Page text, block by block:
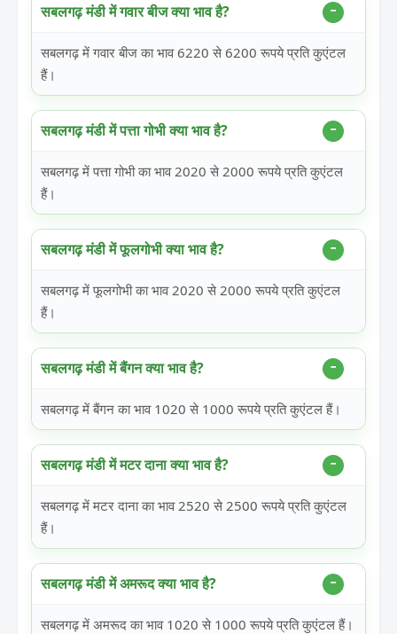
सबलगढ़ मंडी में गवार बीज क्या भाव है?
सबलगढ़ में गवार बीज का भाव 6220 से 6200 रूपये प्रति कुएंटल
हैं।
सबलगढ़ मंडी में पत्ता गोभी क्या भाव है?
सबलगढ़ में पत्ता गोभी का भाव 2020 से 2000 रूपये प्रति कुएंटल
हैं।
सबलगढ़ मंडी में फूलगोभी क्या भाव है?
सबलगढ़ में फूलगोभी का भाव 2020 से 2000 रूपये प्रति कुएंटल
हैं।
सबलगढ़ मंडी में बैंगन क्या भाव है?
सबलगढ़ में बैंगन का भाव 1020 से 1000 रूपये प्रति कुएंटल हैं।
सबलगढ़ मंडी में मटर दाना क्या भाव है?
सबलगढ़ में मटर दाना का भाव 2520 से 2500 रूपये प्रति कुएंटल
हैं।
सबलगढ़ मंडी में अमरूद क्या भाव है?
सबलगढ़ में अमरूद का भाव 1020 से 1000 रूपये प्रति कुएंटल हैं।